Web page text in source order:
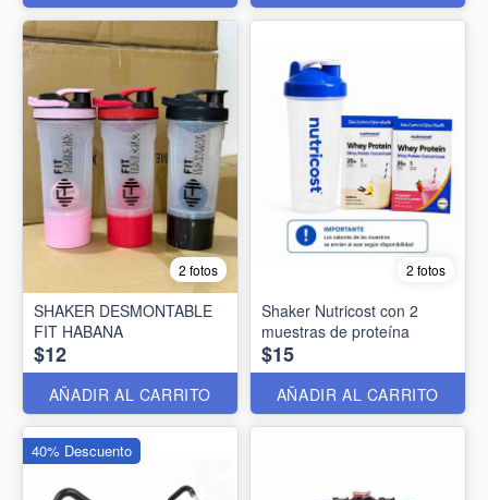
2 fotos
SHAKER DESMONTABLE
FIT HABANA
$12
AÑADIR AL CARRITO
2 fotos
Shaker Nutricost con 2
muestras de proteína
$15
AÑADIR AL CARRITO
40% Descuento